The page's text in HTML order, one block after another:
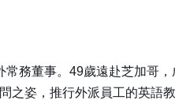
務董事。49歲遠赴芝加哥
姿，推行外派員工的英語